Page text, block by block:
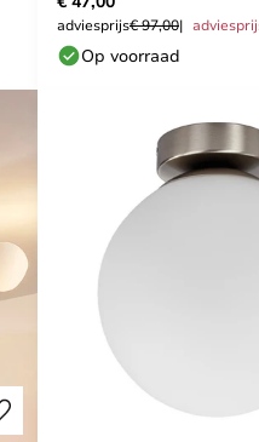
adviesprijs€ 97,00
Op voorraad